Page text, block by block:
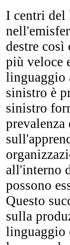
I centri del
destre
più veloce
linguaggio
sinistro è
sinistro
all'interno
possono
Questo
sulla
linguaggio